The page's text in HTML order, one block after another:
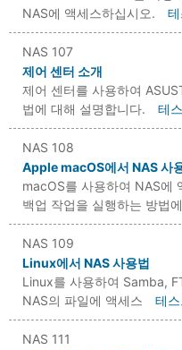
NAS에 액세스하십시오.
NAS 107
제어 센터 소개
제어 센터를 사용하여
법에 대해 설명합니다.
테
NAS 108
Apple macOS에서 NAS 사
macOS를 사용하여 NAS에
백업 작업을 실행하는 방법
NAS 109
Linux에서 NAS 사용법
Linux를 사용하여 Samba,
NAS의 파일에 액세스
테스
NAS 111